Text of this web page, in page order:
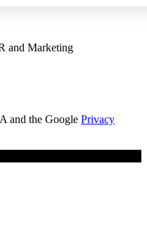
and Marketing
and the Google Privacy